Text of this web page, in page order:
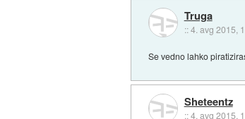
Truga
::4. avg 2015,
Se vedno lahko
Sheteentz
::4. avg 2015,